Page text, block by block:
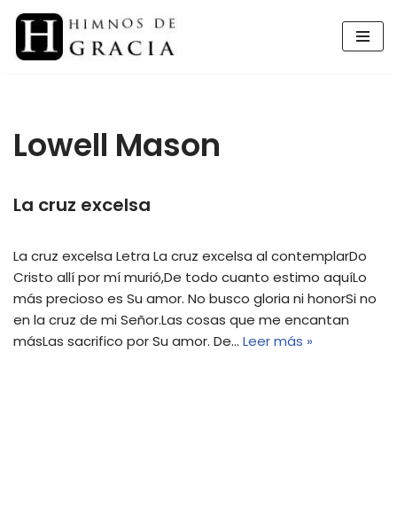
Saltar
Lowell Mason
La cruz excelsa
La cruz excelsa Letra La cruz excelsa al contemplarDo
Cristo allí por mí murió,De todo cuanto estimo aquíLo
más precioso es Su amor. No busco gloria ni honorSi no
en la cruz de mi Señor.Las cosas que me encantan
másLas sacrifico por Su amor. De… Leer más »